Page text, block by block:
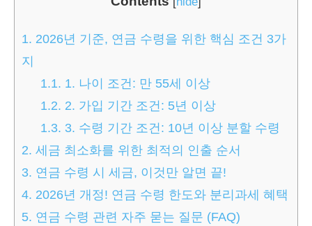
1. 2026년 기준, 연금 수령을 위한 핵심 조건 3가
지
1.1. 1. 나이 조건: 만 55세 이상
1.2. 2. 가입 기간 조건: 5년 이상
1.3. 3. 수령 기간 조건: 10년 이상 분할 수령
2. 세금 최소화를 위한 최적의 인출 순서
3. 연금 수령 시 세금, 이것만 알면 끝!
4. 2026년 개정! 연금 수령 한도와 분리과세 혜택
5. 연금 수령 관련 자주 묻는 질문 (FAQ)